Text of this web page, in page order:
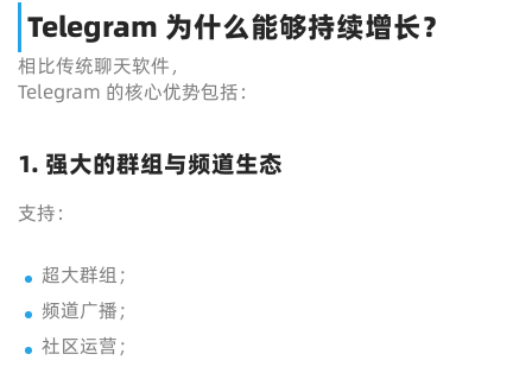
Telegram 为什么能够持续增长？
相比传统聊天软件，
Telegram 的核心优势包括：
1. 强大的群组与频道生态
支持：
超大群组；
频道广播；
社区运营；